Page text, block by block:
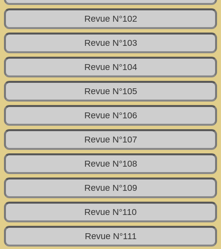
Revue N°102
Revue N°103
Revue N°104
Revue N°105
Revue N°106
Revue N°107
Revue N°108
Revue N°109
Revue N°110
Revue N°111